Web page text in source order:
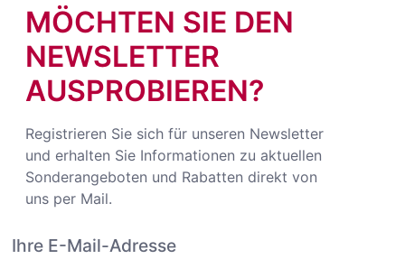
MÖCHTEN SIE DEN
NEWSLETTER
AUSPROBIEREN?
Registrieren Sie sich für unseren Newsletter
und erhalten Sie Informationen zu aktuellen
Sonderangeboten und Rabatten direkt von
uns per Mail.